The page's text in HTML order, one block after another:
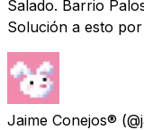
Salado. Barrio
Solución a esto
Jaime Conejos®